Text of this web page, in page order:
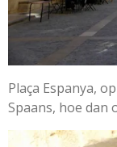
Plaça Espanya,
Spaans, hoe dan